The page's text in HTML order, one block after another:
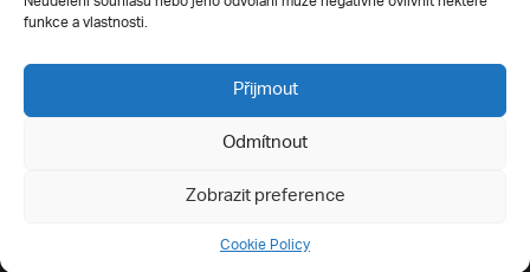
funkce a vlastnosti.
Přijmout
Odmítnout
Zobrazit preference
Cookie Policy
Přípravné kurzy
Všechna práva vyhrazena